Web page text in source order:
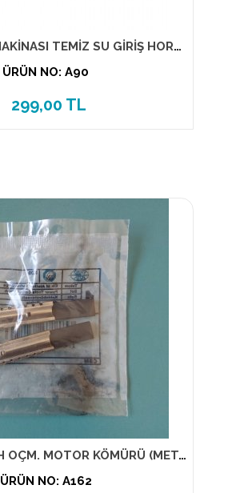
(3 m)ÇAMAŞIR MAKİNASI TEMİZ SU GİRİŞ HORTUM ( ELSE )
ÜRÜN NO: A90
299,00 TL
ARÇELİK-BOSCH OÇM. MOTOR KÖMÜRÜ (METAL YUVALI) GENİŞ 2 Lİ TAKIM
ÜRÜN NO: A162